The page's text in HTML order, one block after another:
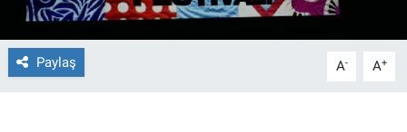
Paylaş A- A+
Gün Ortası